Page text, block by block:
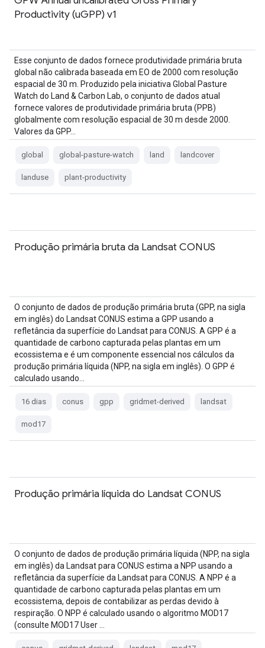
Productivity (uGPP) v1
Esse conjunto de dados fornece produtividade primária bruta
global não calibrada baseada em EO de 2000 com resolução
espacial de 30 m. Produzido pela iniciativa Global Pasture
Watch do Land & Carbon Lab, o conjunto de dados atual
fornece valores de produtividade primária bruta (PPB)
globalmente com resolução espacial de 30 m desde 2000.
Valores da GPP…
global global-pasture-watch land landcover
landuse plant-productivity
Produção primária bruta da Landsat CONUS
O conjunto de dados de produção primária bruta (GPP, na sigla
em inglês) do Landsat CONUS estima a GPP usando a
refletância da superfície do Landsat para CONUS. A GPP é a
quantidade de carbono capturada pelas plantas em um
ecossistema e é um componente essencial nos cálculos da
produção primária líquida (NPP, na sigla em inglês). O GPP é
calculado usando…
16 dias conus gpp gridmet-derived landsat
mod17
Produção primária líquida do Landsat CONUS
O conjunto de dados de produção primária líquida (NPP, na sigla
em inglês) da Landsat para CONUS estima a NPP usando a
refletância da superfície da Landsat para CONUS. A NPP é a
quantidade de carbono capturada pelas plantas em um
ecossistema, depois de contabilizar as perdas devido à
respiração. O NPP é calculado usando o algoritmo MOD17
(consulte MOD17 User …